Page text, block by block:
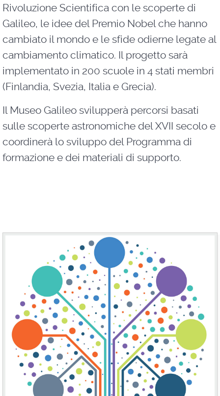
Rivoluzione Scientifica con le scoperte di
Galileo, le idee del Premio Nobel che hanno
cambiato il mondo e le sfide odierne legate al
cambiamento climatico. Il progetto sarà
implementato in 200 scuole in 4 stati membri
(Finlandia, Svezia, Italia e Grecia).
Il Museo Galileo svilupperà percorsi basati
sulle scoperte astronomiche del XVII secolo e
coordinerà lo sviluppo del Programma di
formazione e dei materiali di supporto.